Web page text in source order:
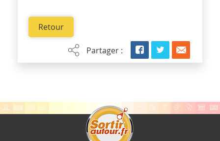
Retour
Partager :